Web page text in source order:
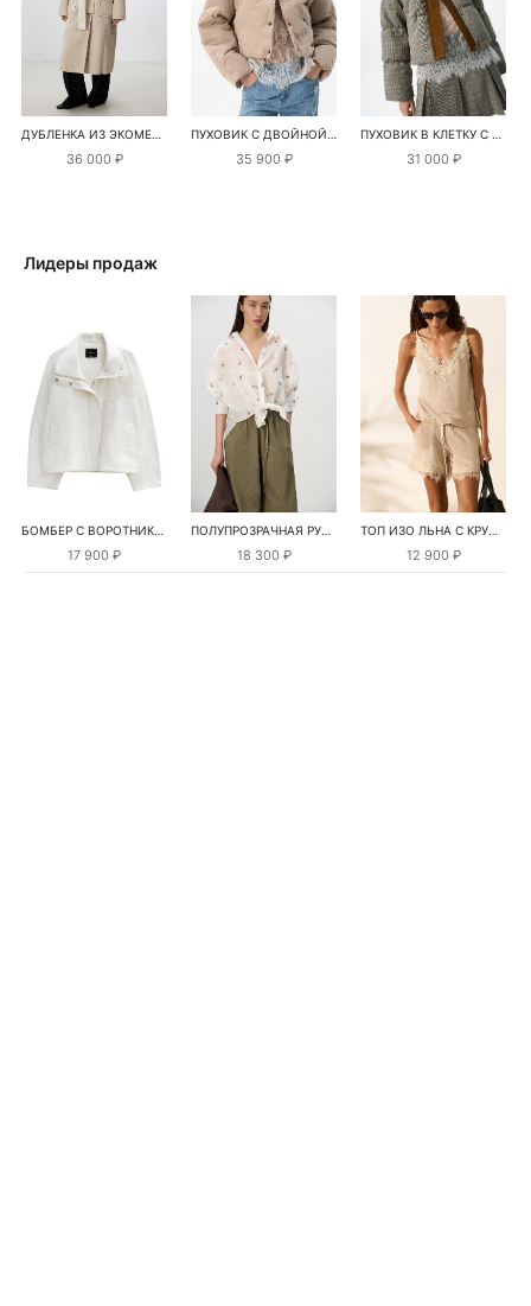
ДУБЛЕНКА ИЗ ЭКОМЕХА С ПОЯСОМ
36 000 ₽
ПУХОВИК С ДВОЙНОЙ ОТСТРОЧКОЙ
35 900 ₽
ПУХОВИК В КЛЕТКУ С ОТЛОЖНЫМ ВОРОТНИКОМ
31 000 ₽
Лидеры продаж
БОМБЕР С ВОРОТНИКОМ-СТОЙКОЙ
17 900 ₽
ПОЛУПРОЗРАЧНАЯ РУБАШКА С РОМАШКАМИ
18 300 ₽
ТОП ИЗО ЛЬНА С КРУЖЕВОМ
12 900 ₽